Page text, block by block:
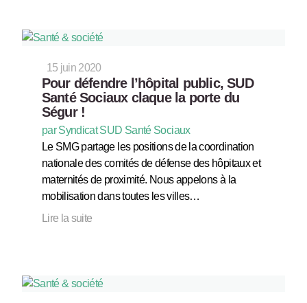
15 juin 2020
Pour défendre l’hôpital public, SUD
Santé Sociaux claque la porte du
Ségur !
par Syndicat SUD Santé Sociaux
Le SMG partage les positions de la coordination
nationale des comités de défense des hôpitaux et
maternités de proximité. Nous appelons à la
mobilisation dans toutes les villes…
Lire la suite